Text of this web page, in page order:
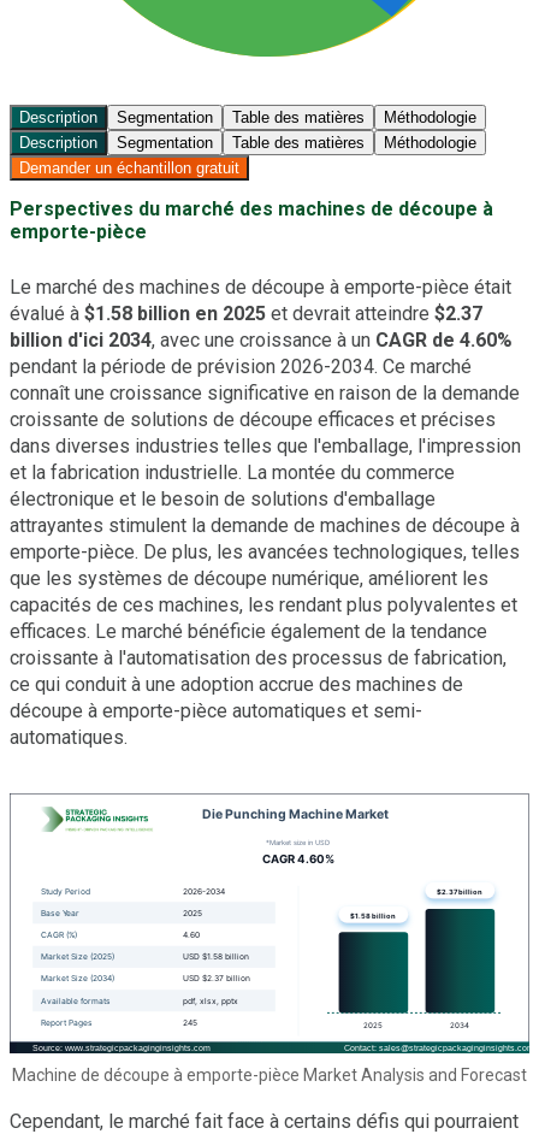
Description Segmentation Table des matières
Méthodologie
Description
Segmentation Table des matières
Méthodologie
Demander un échantillon gratuit
Perspectives du marché des machines de découpe à
emporte-pièce
Le marché des machines de découpe à emporte-pièce était
évalué à $1.58 billion en 2025 et devrait atteindre $2.37
billion d'ici 2034, avec une croissance à un CAGR de 4.60%
pendant la période de prévision 2026-2034. Ce marché
connaît une croissance significative en raison de la demande
croissante de solutions de découpe efficaces et précises
dans diverses industries telles que l'emballage, l'impression
et la fabrication industrielle. La montée du commerce
électronique et le besoin de solutions d'emballage
attrayantes stimulent la demande de machines de découpe à
emporte-pièce. De plus, les avancées technologiques, telles
que les systèmes de découpe numérique, améliorent les
capacités de ces machines, les rendant plus polyvalentes et
efficaces. Le marché bénéficie également de la tendance
croissante à l'automatisation des processus de fabrication,
ce qui conduit à une adoption accrue des machines de
découpe à emporte-pièce automatiques et semi-
automatiques.
Machine de découpe à emporte-pièce Market Analysis and Forecast
Cependant, le marché fait face à certains défis qui pourraient